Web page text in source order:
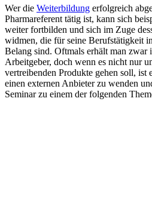
Wer die Weiterbildung erfolgreich
Pharmareferent tätig ist, kann sich
weiter fortbilden und sich im Zuge
widmen, die für seine Berufstätigkeit
Belang sind. Oftmals erhält man zwar
Arbeitgeber, doch wenn es nicht nur
vertreibenden Produkte gehen soll, ist
einen externen Anbieter zu wenden
Seminar zu einem der folgenden